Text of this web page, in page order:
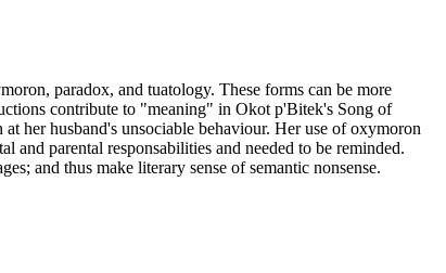
paradox, and tuatology. These forms can be more
contribute to "meaning" in Okot p'Bitek's Song of
her husband's unsociable behaviour. Her use of oxymoron
and parental responsabilities and needed to be reminded.
and thus make literary sense of semantic nonsense.